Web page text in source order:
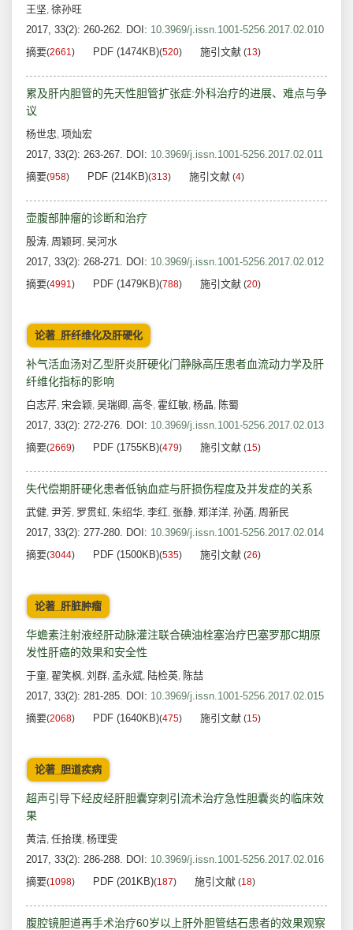
王坚, 徐孙旺
2017, 33(2): 260-262. DOI: 10.3969/j.issn.1001-5256.2017.02.010
摘要(2661) PDF (1474KB)(520) 施引文献 (13)
累及肝内胆管的先天性胆管扩张症:外科治疗的进展、难点与争
议
杨世忠, 项灿宏
2017, 33(2): 263-267. DOI: 10.3969/j.issn.1001-5256.2017.02.011
摘要(958) PDF (214KB)(313) 施引文献 (4)
壶腹部肿瘤的诊断和治疗
殷涛, 周颖珂, 吴河水
2017, 33(2): 268-271. DOI: 10.3969/j.issn.1001-5256.2017.02.012
摘要(4991) PDF (1479KB)(788) 施引文献 (20)
论著_肝纤维化及肝硬化
补气活血汤对乙型肝炎肝硬化门静脉高压患者血流动力学及肝
纤维化指标的影响
白志芹, 宋会颖, 吴瑞卿, 高冬, 霍红敏, 杨晶, 陈蜀
2017, 33(2): 272-276. DOI: 10.3969/j.issn.1001-5256.2017.02.013
摘要(2669) PDF (1755KB)(479) 施引文献 (15)
失代偿期肝硬化患者低钠血症与肝损伤程度及并发症的关系
武健, 尹芳, 罗贯虹, 朱绍华, 李红, 张静, 郑洋洋, 孙菡, 周新民
2017, 33(2): 277-280. DOI: 10.3969/j.issn.1001-5256.2017.02.014
摘要(3044) PDF (1500KB)(535) 施引文献 (26)
论著_肝脏肿瘤
华蟾素注射液经肝动脉灌注联合碘油栓塞治疗巴塞罗那C期原
发性肝癌的效果和安全性
于童, 翟笑枫, 刘群, 孟永斌, 陆检英, 陈喆
2017, 33(2): 281-285. DOI: 10.3969/j.issn.1001-5256.2017.02.015
摘要(2068) PDF (1640KB)(475) 施引文献 (15)
论著_胆道疾病
超声引导下经皮经肝胆囊穿刺引流术治疗急性胆囊炎的临床效
果
黄洁, 任拾璞, 杨理雯
2017, 33(2): 286-288. DOI: 10.3969/j.issn.1001-5256.2017.02.016
摘要(1098) PDF (201KB)(187) 施引文献 (18)
腹腔镜胆道再手术治疗60岁以上肝外胆管结石患者的效果观察